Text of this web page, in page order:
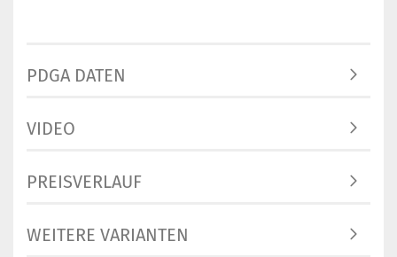
PDGA DATEN
VIDEO
PREISVERLAUF
WEITERE VARIANTEN